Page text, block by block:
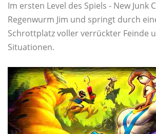
Im ersten Level des Spiels - New Junk
Regenwurm Jim und springt durch
Schrottplatz voller verrückter Feinde
Situationen.